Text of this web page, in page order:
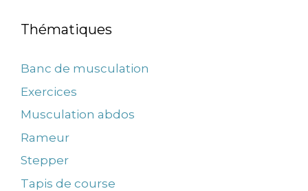
Thématiques
Banc de musculation
Exercices
Musculation abdos
Rameur
Stepper
Tapis de course